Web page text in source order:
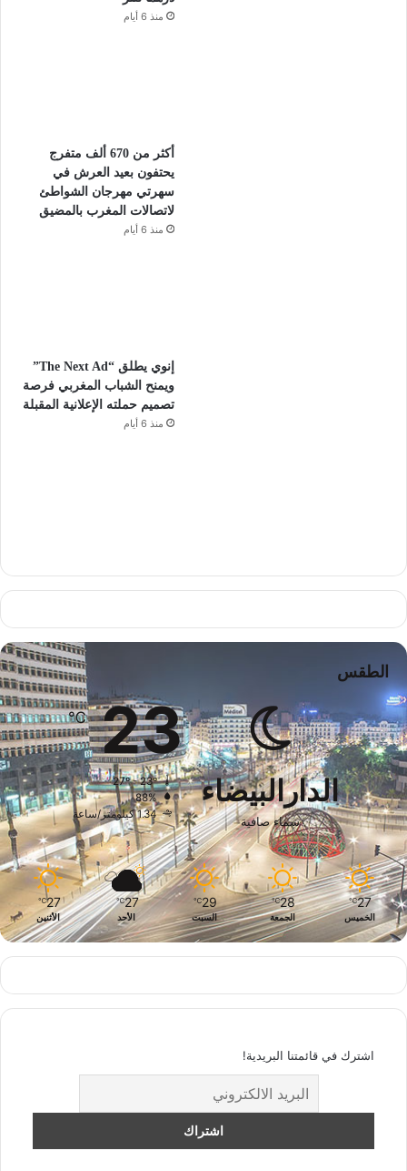
منذ 6 أيام
أكثر من 670 ألف متفرج
يحتفون بعيد العرش في
سهرتي مهرجان الشواطئ
لاتصالات المغرب بالمضيق
منذ 6 أيام
إنوي يطلق “The Next Ad”
ويمنح الشباب المغربي فرصة
تصميم حملته الإعلانية المقبلة
منذ 6 أيام
الطقس
الدارالبيضاء
سماء صافية
23
℃
27º - 23º
88%
1.34 كيلومتر/ساعة
27
℃
الخميس
28
℃
الجمعة
29
℃
السبت
27
℃
الأحد
27
℃
الأثنين
اشترك في قائمتنا البريدية!